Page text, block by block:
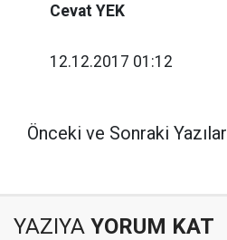
Cevat YEK
12.12.2017 01:12
Önceki ve Sonraki Yazılar
YAZIYA YORUM KAT